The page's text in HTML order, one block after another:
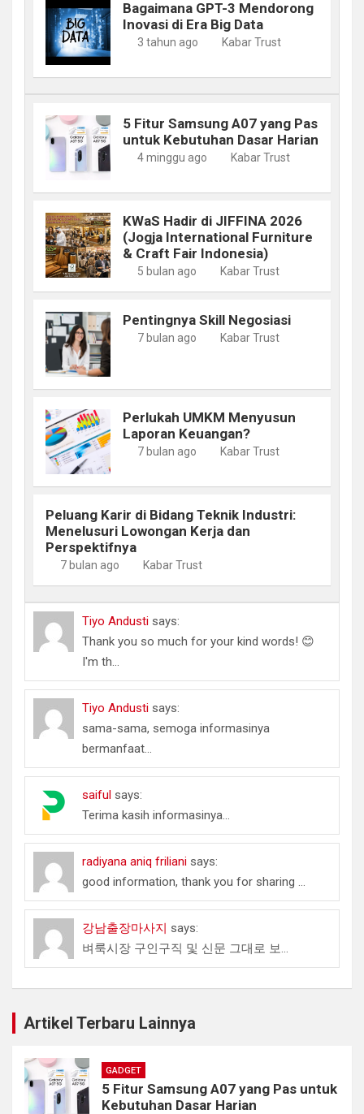
Bagaimana GPT-3 Mendorong
Inovasi di Era Big Data
3 tahun ago Kabar Trust
5 Fitur Samsung A07 yang Pas
untuk Kebutuhan Dasar Harian
4 minggu ago Kabar Trust
KWaS Hadir di JIFFINA 2026
(Jogja International Furniture
& Craft Fair Indonesia)
5 bulan ago Kabar Trust
Pentingnya Skill Negosiasi
7 bulan ago Kabar Trust
Perlukah UMKM Menyusun
Laporan Keuangan?
7 bulan ago Kabar Trust
Peluang Karir di Bidang Teknik Industri:
Menelusuri Lowongan Kerja dan
Perspektifnya
7 bulan ago Kabar Trust
Tiyo Andusti says:
Thank you so much for your kind words! 😊
I'm th...
Tiyo Andusti says:
sama-sama, semoga informasinya
bermanfaat...
saiful says:
Terima kasih informasinya...
radiyana aniq friliani says:
good information, thank you for sharing ...
강남출장마사지 says:
벼룩시장 구인구직 및 신문 그대로 보...
Artikel Terbaru Lainnya
GADGET
5 Fitur Samsung A07 yang Pas untuk
Kebutuhan Dasar Harian